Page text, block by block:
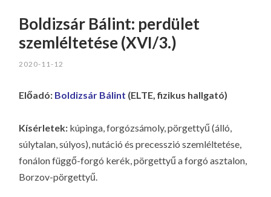
Boldizsár Bálint: perdület
szemléltetése (XVI/3.)
2020-11-12
Előadó: Boldizsár Bálint (ELTE, fizikus hallgató)
Kísérletek: kúpinga, forgózsámoly, pörgettyű (álló,
súlytalan, súlyos), nutáció és precesszió szemléltetése,
fonálon függő-forgó kerék, pörgettyű a forgó asztalon,
Borzov-pörgettyű.